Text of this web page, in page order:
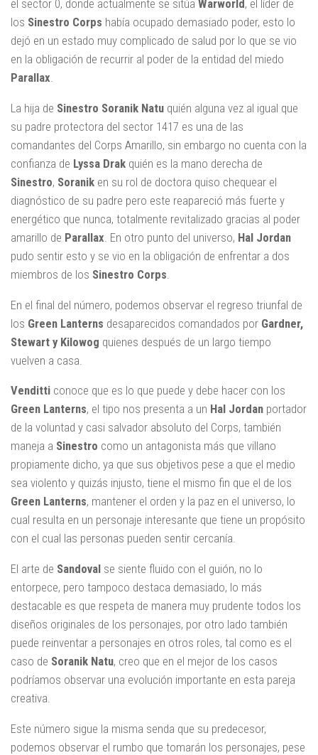
el sector 0, donde actualmente se sitúa Warworld , el líder de
los Sinestro Corps había ocupado demasiado poder, esto lo
dejó en un estado muy complicado de salud por lo que se vio
en la obligación de recurrir al poder de la entidad del miedo
Parallax.
La hija de Sinestro Soranik Natu quién alguna vez al igual que
su padre protectora del sector 1417 es una de las
comandantes del Corps Amarillo, sin embargo no cuenta con la
confianza de Lyssa Drak quién es la mano derecha de
Sinestro, Soranik en su rol de doctora quiso chequear el
diagnóstico de su padre pero este reapareció más fuerte y
energético que nunca, totalmente revitalizado gracias al poder
amarillo de Parallax . En otro punto del universo, Hal Jordan
pudo sentir esto y se vio en la obligación de enfrentar a dos
miembros de los Sinestro Corps
En el final del número, podemos observar el regreso triunfal de
los Green Lanterns desaparecidos comandados por Gardner,
Stewart y Kilowog quienes después de un largo tiempo
vuelven a casa.
Venditti conoce que es lo que puede y debe hacer con los
Green Lanterns, el tipo nos presenta a un Hal Jordan portador
de la voluntad y casi salvador absoluto del Corps, también
maneja a Sinestro como un antagonista más que villano
propiamente dicho, ya que sus objetivos pese a que el medio
sea violento y quizás injusto, tiene el mismo fin que el de los
Green Lanterns, mantener el orden y la paz en el universo, lo
cual resulta en un personaje interesante que tiene un propósito
con el cual las personas pueden sentir cercanía.
El arte de Sandoval se siente fluido con el guión, no lo
entorpece, pero tampoco destaca demasiado, lo más
destacable es que respeta de manera muy prudente todos los
diseños originales de los personajes, por otro lado también
puede reinventar a personajes en otros roles, tal como es el
caso de Soranik Natu, creo que en el mejor de los casos
podríamos observar una evolución importante en esta pareja
creativa.
Este número sigue la misma senda que su predecesor,
podemos observar el rumbo que tomarán los personajes, pese